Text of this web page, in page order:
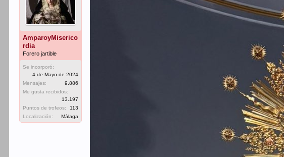
AmparoyMiserico
rdia
Forero jartible
Se incorporó:
4 de Mayo de 2024
Mensajes:
9.886
Me gusta recibidos:
13.197
Puntos de trofeos:
113
Localización:
Málaga